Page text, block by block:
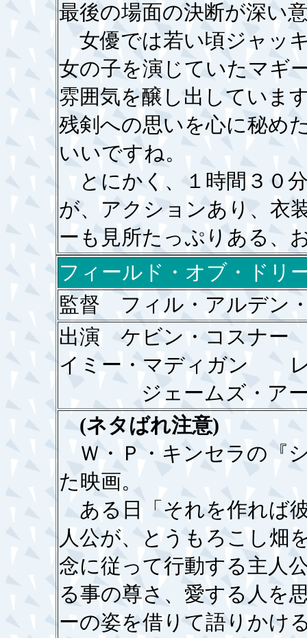
最後の場面の決断が深い
女優では若い頃ジャッ
女の子を演じていたマギ
雰囲気を醸し出していま
残剣への思いを心に秘め
いいですね。
とにかく、１時間３０
が、アクションあり、衣
ーも見所たっぷりある、
フィールド・オブ・ドリ
監督 フィル・アルデン
出演 ケビン・コスナ
イミー・マディガン レ
ジェームズ・アー
(ネタばれ注意)
Ｗ・Ｐ・キンセラの『
た映画。
ある日「それを作れば
人公が、とうもろこし畑
念に従って行動する主人
る事の尊さ、愛する人を
ーの姿を借りて語りかけ